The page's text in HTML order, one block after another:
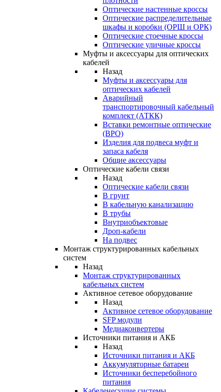
Оптические настенные кроссы
Оптические распределительные
шкафы и коробки (ОРШ и ОРК)
Оптические стоечные кроссы
Оптические уличные кроссы
Муфты и аксессуары для оптических
кабелей
Назад
Муфты и аксессуары для
оптических кабелей
Аварийный
транспортировочный кабельный
комплект (АТКК)
Вставки ремонтные оптические
(ВРО)
Изделия для подвеса муфт и
запаса кабеля
Общие аксессуары
Оптические кабели связи
Назад
Оптические кабели связи
В грунт
В кабельную канализацию
В трубы
Внутриобъектовые
Дроп-кабели
На подвес
Монтаж структурированных кабельных
систем
Назад
Монтаж структурированных
кабельных систем
Активное сетевое оборудование
Назад
Активное сетевое оборудование
SFP модули
Медиаконвертеры
Источники питания и АКБ
Назад
Источники питания и АКБ
Аккумуляторные батареи
Источники бесперебойного
питания